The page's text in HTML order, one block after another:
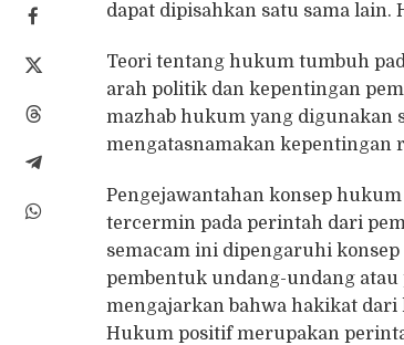
dapat dipisahkan satu sama
Teori tentang hukum tumbuh
arah politik dan kepentingan
mazhab hukum yang digunakan
mengatasnamakan kepentingan
Pengejawantahan konsep
tercermin pada perintah dari
semacam ini dipengaruhi
pembentuk undang-undang atau
mengajarkan bahwa hakikat
Hukum positif merupakan